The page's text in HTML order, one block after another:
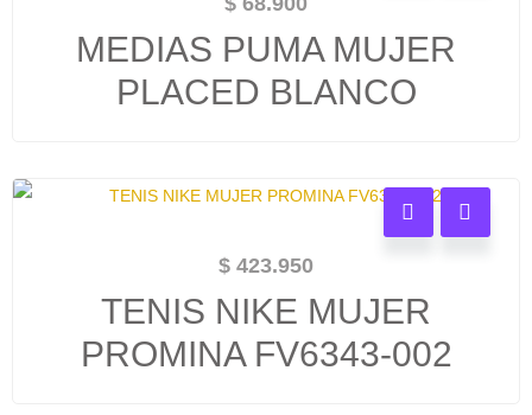
MEDIAS PUMA MUJER
PLACED BLANCO
$ 423.950
TENIS NIKE MUJER
PROMINA FV6343-002